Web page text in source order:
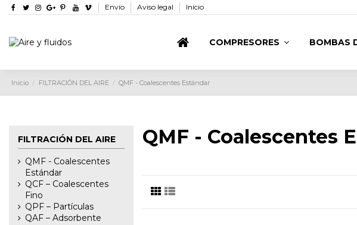
Envío Aviso legal Inicio
COMPRESORES BOMBAS
Inicio FILTRACIÓN DEL AIRE QMF - Coalescentes Estándar
QMF - Coalescentes
FILTRACIÓN DEL AIRE
QMF - Coalescentes
Estándar
QCF – Coalescentes
Fino
QPF – Partículas
QAF – Adsorbente